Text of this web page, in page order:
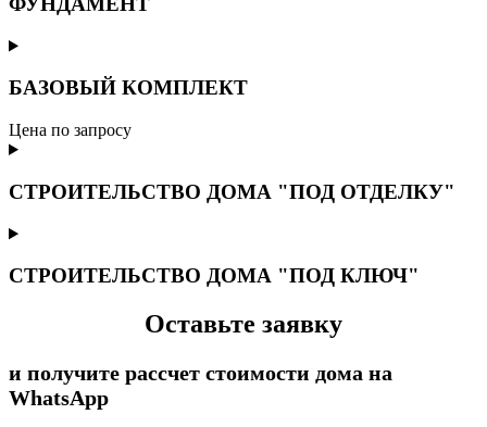
БАЗОВЫЙ КОМПЛЕКТ
Цена по запросу
СТРОИТЕЛЬСТВО ДОМА "ПОД ОТДЕЛКУ"
СТРОИТЕЛЬСТВО ДОМА "ПОД КЛЮЧ"
Оставьте заявку
и получите рассчет стоимости дома на
WhatsApp